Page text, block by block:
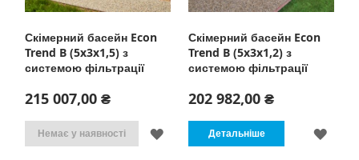
Скімерний басейн Econ
Trend B (5x3x1,5) з
системою фільтрації
215 007,00 ₴
Немає у наявності
ДОДАТИ
Скімерний басейн Econ
Trend B (5x3x1,2) з
системою фільтрації
202 982,00 ₴
Детальніше